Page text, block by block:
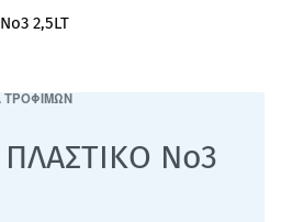
ΤΡΟΦΙΜΩΝ
Νο3